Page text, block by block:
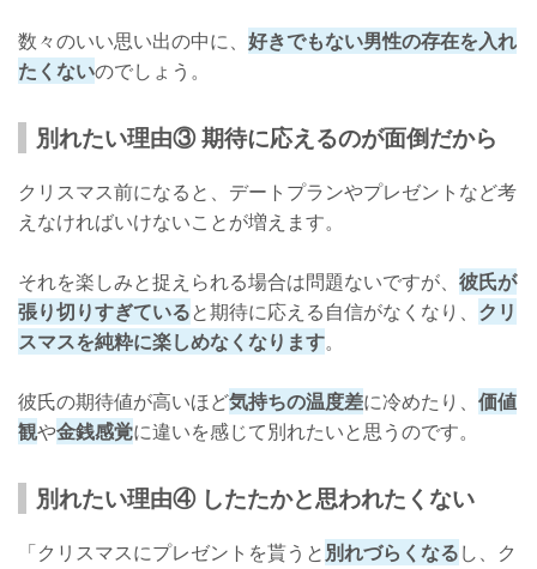
数々のいい思い出の中に、 好きでもない男性の存在を入れ
たくないのでしょう。
別れたい理由③ 期待に応えるのが面倒だから
クリスマス前になると、デートプランやプレゼントなど考
えなければいけないことが増えます。
それを楽しみと捉えられる場合は問題ないですが、 彼氏が
張り切りすぎていると期待に応える自信がなくなり、 クリ
スマスを純粋に楽しめなくなります。
彼氏の期待値が高いほど気持ちの温度差に冷めたり、 価値
観や金銭感覚に違いを感じて別れたいと思うのです。
別れたい理由④ したたかと思われたくない
「クリスマスにプレゼントを貰うと別れづらくなるし、ク